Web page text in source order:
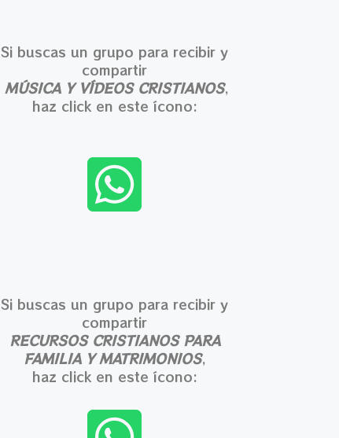
Si buscas un grupo para recibir y
compartir
MÚSICA Y VÍDEOS CRISTIANOS,
haz click en este ícono:
Si buscas un grupo para recibir y
compartir
RECURSOS CRISTIANOS PARA
FAMILIA Y MATRIMONIOS,
haz click en este ícono: